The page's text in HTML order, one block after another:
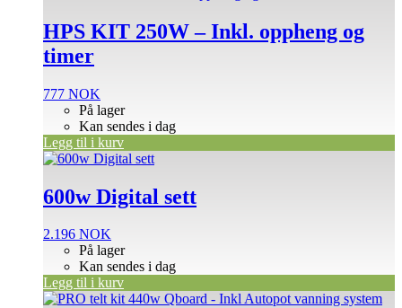
HPS KIT 250W – Inkl. oppheng og
timer
777 NOK
På lager
Kan sendes i dag
Legg til i kurv
600w Digital sett
2.196 NOK
På lager
Kan sendes i dag
Legg til i kurv